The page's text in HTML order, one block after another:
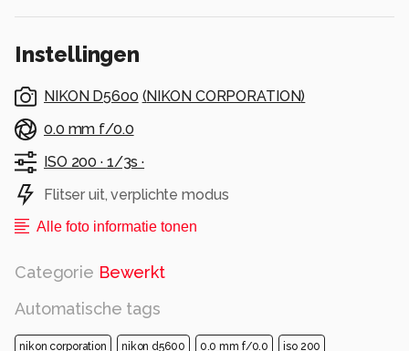
een dingetje.
Alle rechten voorbehouden
Instellingen
NIKON D5600 (NIKON CORPORATION)
0.0 mm f/0.0
ISO 200 · 1/3s ·
Flitser uit, verplichte modus
Alle foto informatie tonen
Categorie Bewerkt
Automatische tags
nikon corporation nikon d5600 0.0 mm f/0.0 iso 200